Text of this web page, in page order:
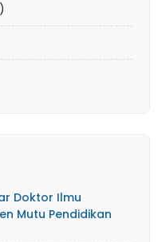
Doktor Ilmu
Mutu Pendidikan